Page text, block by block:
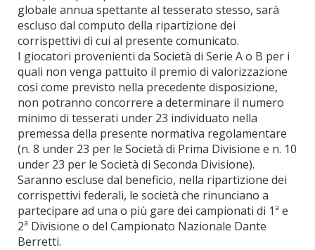
globale annua spettante al tesserato stesso, sarà
escluso dal computo della ripartizione dei
corrispettivi di cui al presente comunicato.
I giocatori provenienti da Società di Serie A o B per i
quali non venga pattuito il premio di valorizzazione
così come previsto nella precedente disposizione,
non potranno concorrere a determinare il numero
minimo di tesserati under 23 individuato nella
premessa della presente normativa regolamentare
(n. 8 under 23 per le Società di Prima Divisione e n. 10
under 23 per le Società di Seconda Divisione).
Saranno escluse dal beneficio, nella ripartizione dei
corrispettivi federali, le società che rinunciano a
partecipare ad una o più gare dei campionati di 1ª e
2ª Divisione o del Campionato Nazionale Dante
Berretti.